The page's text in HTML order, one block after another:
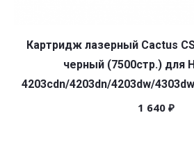
Картридж лазерный Cactus
черный (7500стр.) для
4203cdn/4203dn/4203dw/
1 640 ₽